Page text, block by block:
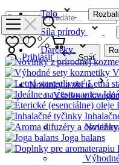
Telo
Síla prírody
Darčeky
Letná
Joga balans
Rastlinné
Prihlásiť Späť
Novinky a akcie
Všetko v
Novinky